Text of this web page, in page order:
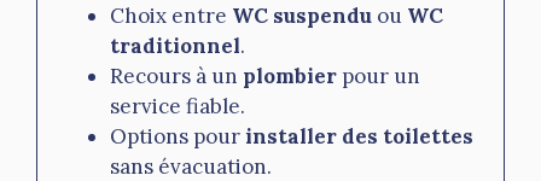
Choix entre WC suspenduou WC
traditionnel.
Recours à un plombierpour un
service fiable.
Options pourinstaller des toilettes
sans évacuation.